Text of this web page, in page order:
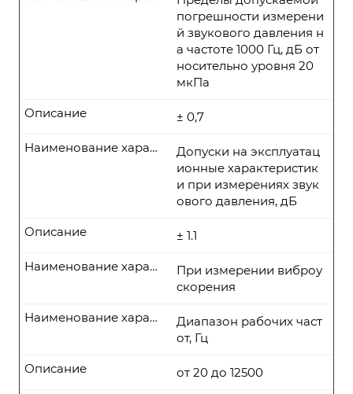
погрешности измерени
й звукового давления н
а частоте 1000 Гц, дБ от
носительно уровня 20
мкПа
± 0,7
Описание
Допуски на эксплуатац
ионные характеристик
и при измерениях звук
ового давления, дБ
Наименование характеристики
± 1.1
Описание
При измерении виброу
скорения
Наименование характеристики
Диапазон рабочих част
от, Гц
Наименование характеристики
от 20 до 12500
Описание